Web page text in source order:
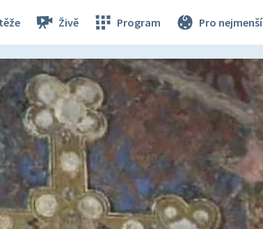
Živě Program Pro nejmenší